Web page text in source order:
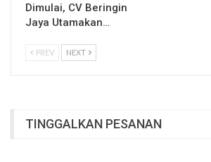
Dimulai, CV Beringin
Jaya Utamakan…
PREV NEXT
TINGGALKAN PESANAN